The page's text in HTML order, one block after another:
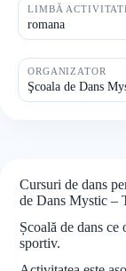
LIMBĂ
romana
ORGANIZATOR
Şcoala de Dans
Cursuri de dans
de Dans Mystic –
Școală de dans
sportiv.